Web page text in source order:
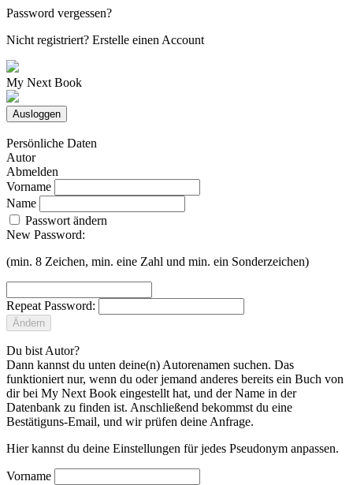
Password vergessen?
Nicht registriert? Erstelle einen Account
My Next Book
Ausloggen
Persönliche Daten
Autor
Abmelden
Vorname
Name
Passwort ändern
New Password:
(min. 8 Zeichen, min. eine Zahl und min. ein Sonderzeichen)
Repeat Password:
Ändern
Du bist Autor?
Dann kannst du unten deine(n) Autorenamen suchen. Das
funktioniert nur, wenn du oder jemand anderes bereits ein Buch von
dir bei My Next Book eingestellt hat, und der Name in der
Datenbank zu finden ist. Anschließend bekommst du eine
Bestätiguns-Email, und wir prüfen deine Anfrage.
Hier kannst du deine Einstellungen für jedes Pseudonym anpassen.
Vorname